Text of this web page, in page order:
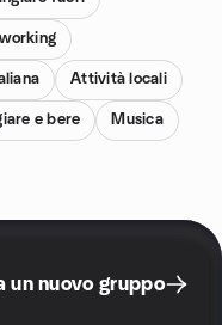
Attività locali
e bere Musica
un nuovo gruppo